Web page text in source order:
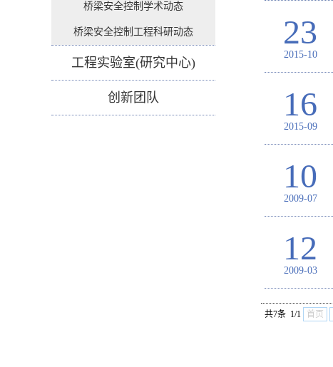
桥梁安全控制学术动态
桥梁安全控制工程科研动态
工程实验室(研究中心)
创新团队
23
2015-10
16
2015-09
10
2009-07
12
2009-03
共7条 1/1 首页